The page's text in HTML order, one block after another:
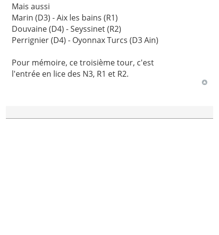
Mais aussi
Marin (D3) - Aix les bains (R1)
Douvaine (D4) - Seyssinet (R2)
Perrignier (D4) - Oyonnax Turcs (D3 Ain)
Pour mémoire, ce troisième tour, c'est
l'entrée en lice des N3, R1 et R2.